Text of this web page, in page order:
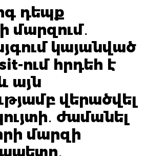
դեպք
մարզում․
կայանված
ում հրդեհ է
այն
վերածվել
ժամանել
մարզի